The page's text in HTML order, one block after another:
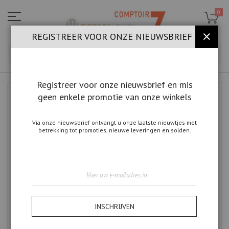
naar
de
inhoud
0
einde
REGISTREER VOOR ONZE NIEUWSBRIEF
Registreer voor onze nieuwsbrief en mis
geen enkele promotie van onze winkels
Via onze nieuwsbrief ontvangt u onze laatste nieuwtjes met
betrekking tot promoties, nieuwe leveringen en solden.
op
onze
INSCHRIJVEN